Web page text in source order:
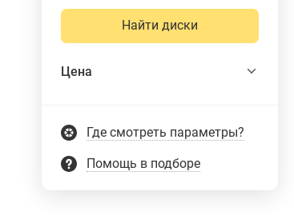
Найти диски
Цена
Где смотреть параметры?
Помощь в подборе